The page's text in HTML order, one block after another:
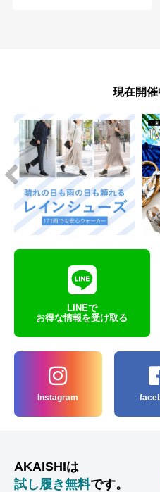
現在開
LINEで
お得な情報を受け取る
Instagram
AKAISHIは
試し履き無料です。